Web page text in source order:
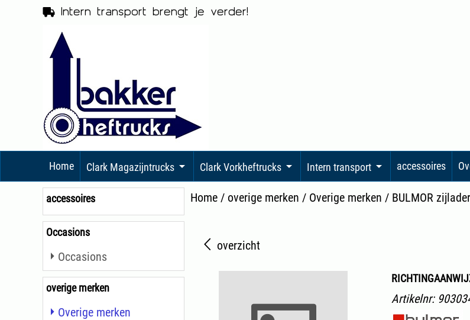
Intern transport brengt je verder!
Home Clark Magazijntrucks Clark Vorkheftrucks Intern transport accessoires
accessoires
Occasions
Occasions
overige merken
Overige merken
Home / overige merken / Overige merken / BULMOR
overzicht
Artikelnr: